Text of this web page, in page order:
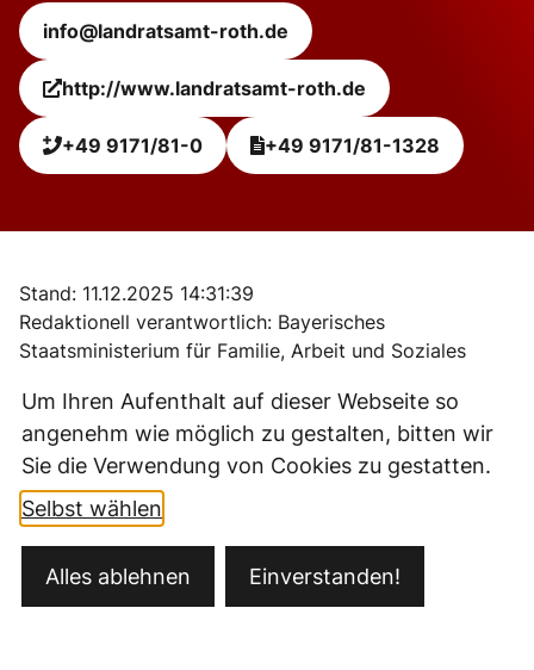
info@landratsamt-roth.de
http://www.landratsamt-roth.de
+49 9171/81-0 +49 9171/81-1328
−Stand: 11.12.2025 14:31:39
Redaktionell verantwortlich: Bayerisches
Staatsministerium für Familie, Arbeit und Soziales
Um Ihren Aufenthalt auf dieser Webseite so
angenehm wie möglich zu gestalten, bitten wir
Sie die Verwendung von Cookies zu gestatten.
Selbst wählen
Alles ablehnen Einverstanden!